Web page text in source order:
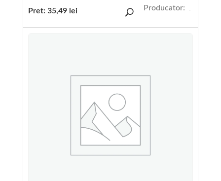
Pret: 35,49 lei Producator: